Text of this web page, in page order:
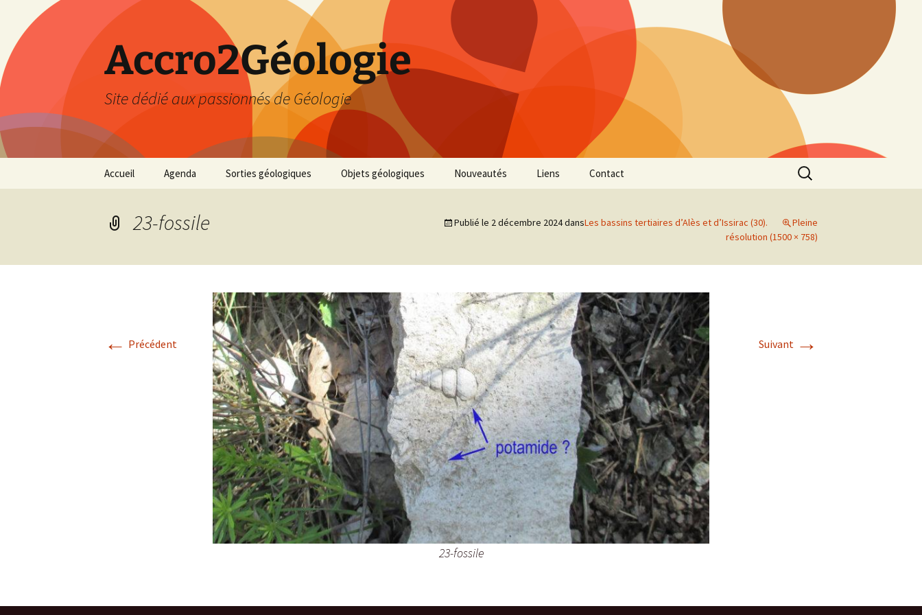
Accro2Géologie
Site dédié aux passionnés de Géologie
Aller
Accueil Agenda
Février 2026
Septembre 2026
octobre 2026
novembre 2026.
Sorties géologiques Objets géologiques Nouveautés Liens Contact Rechercher :
23-fossile Publié le 2 décembre 2024dansLes bassins tertiaires d’Alès et d’Issirac (30).
Pleine
résolution (1500 × 758)
← Précédent Suivant →
23-fossile